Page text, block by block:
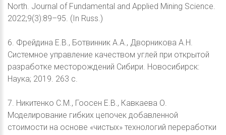
North. Journal of Fundamental and Applied Mining Science.
2022;9(3):89–95. (In Russ.)
6. Фрейдина Е.В., Ботвинник А.А., Дворникова А.Н.
Системное управление качеством углей при открытой
разработке месторождений Сибири. Новосибирск:
Наука; 2019. 263 с.
7. Никитенко С.М., Гоосен Е.В., Кавкаева О.
Моделирование гибких цепочек добавленной
стоимости на основе «чистых» технологий переработки